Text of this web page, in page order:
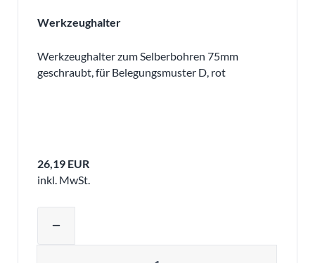
Werkzeughalter
Werkzeughalter zum Selberbohren 75mm
geschraubt, für Belegungsmuster D, rot
26,19 EUR
inkl. MwSt.
remove